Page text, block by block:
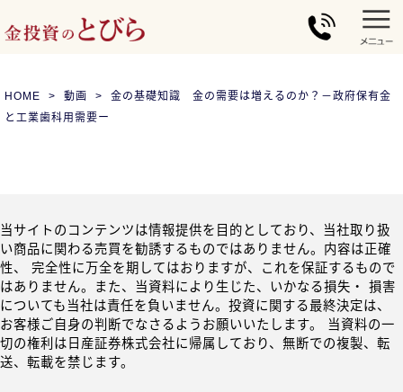
HOME 動画
金の基礎知識 金の需要は増えるのか？－政府保有金
と工業歯科用需要ー
当サイトのコンテンツは情報提供を目的としており、当社取り扱
い商品に関わる売買を勧誘するものではありません。内容は正確
性、 完全性に万全を期してはおりますが、これを保証するもので
はありません。また、当資料により生じた、いかなる損失・ 損害
についても当社は責任を負いません。投資に関する最終決定は、
お客様ご自身の判断でなさるようお願いいたします。 当資料の一
切の権利は日産証券株式会社に帰属しており、無断での複製、転
送、転載を禁じます。